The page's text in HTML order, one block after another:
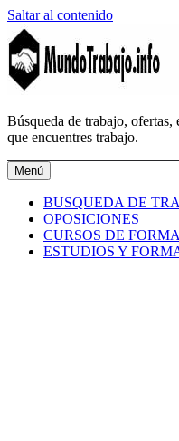
Saltar al contenido
MundoTrabajo.info
Búsqueda de trabajo,
que encuentres trabajo.
Menú
BUSQUEDA DE
OPOSICIONES
CURSOS DE
ESTUDIOS Y